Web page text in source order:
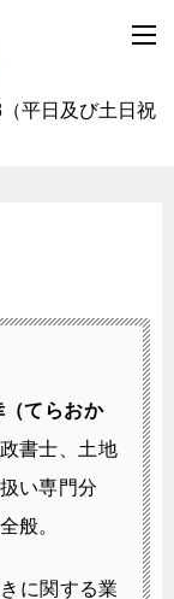
（平日及び土日祝
てらおか
書士、土地
い専門分
般。
に関する業